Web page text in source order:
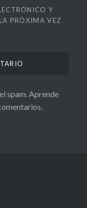
Y
PRÓXIMA VEZ
spam. Aprende